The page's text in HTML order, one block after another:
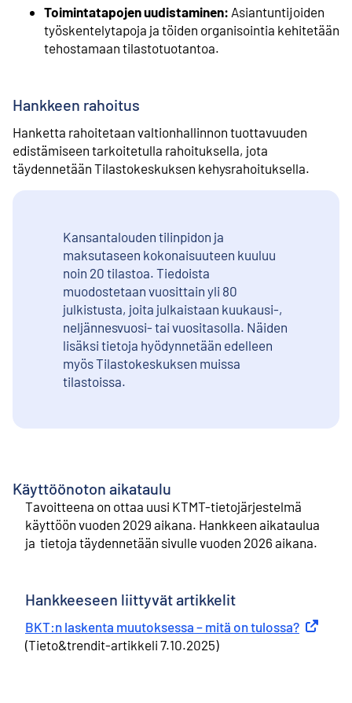
Toimintatapojen uudistaminen: Asiantuntijoiden
työskentelytapoja ja töiden organisointia kehitetään
tehostamaan tilastotuotantoa.
Hankkeen rahoitus
Hanketta rahoitetaan valtionhallinnon tuottavuuden
edistämiseen tarkoitetulla rahoituksella, jota
täydennetään Tilastokeskuksen kehysrahoituksella.
Kansantalouden tilinpidon ja
maksutaseen kokonaisuuteen kuuluu
noin 20 tilastoa. Tiedoista
muodostetaan vuosittain yli 80
julkistusta, joita julkaistaan kuukausi-,
neljännesvuosi- tai vuositasolla. Näiden
lisäksi tietoja hyödynnetään edelleen
myös Tilastokeskuksen muissa
tilastoissa.
Käyttöönoton aikataulu
Tavoitteena on ottaa uusi KTMT-tietojärjestelmä
käyttöön vuoden 2029 aikana. Hankkeen aikataulua
ja tietoja täydennetään sivulle vuoden 2026 aikana.
Hankkeeseen liittyvät artikkelit
BKT:n laskenta muutoksessa – mitä on tulossa?
(Tieto&trendit-artikkeli 7.10.2025)